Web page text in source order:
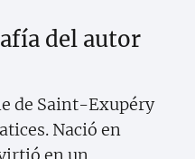
del autor
de Saint-Exupéry
Nació en